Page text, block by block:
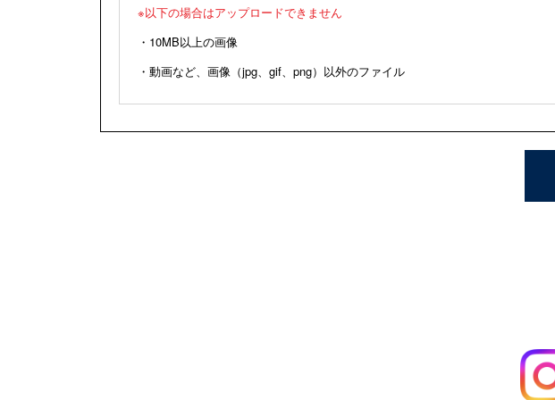
※以下の場合はアップロードできません
・10MB以上の画像
・動画など、画像（jpg、gif、png）以外のファイル